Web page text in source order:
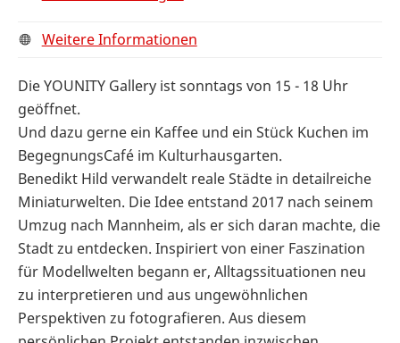
Weitere Informationen
Die YOUNITY Gallery ist sonntags von 15 - 18 Uhr
geöffnet.
Und dazu gerne ein Kaffee und ein Stück Kuchen im
BegegnungsCafé im Kulturhausgarten.
Benedikt Hild verwandelt reale Städte in detailreiche
Miniaturwelten. Die Idee entstand 2017 nach seinem
Umzug nach Mannheim, als er sich daran machte, die
Stadt zu entdecken. Inspiriert von einer Faszination
für Modellwelten begann er, Alltagssituationen neu
zu interpretieren und aus ungewöhnlichen
Perspektiven zu fotografieren. Aus diesem